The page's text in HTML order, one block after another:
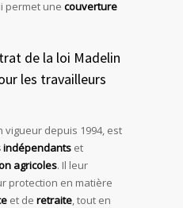
permet une couverture
de la loi Madelin
les travailleurs
vigueur depuis 1994, est
indépendants et
agricoles. Il leur
protection en matière
et de retraite, tout en